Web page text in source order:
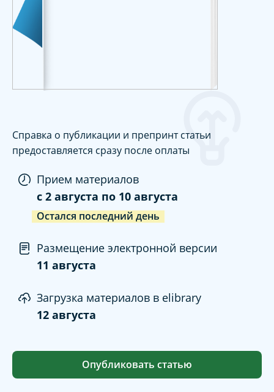
Справка о публикации и препринт статьи
предоставляется сразу после оплаты
Прием материалов
c 2 августа по 10 августа
Остался последний день
Размещение электронной версии
11 августа
Загрузка материалов в elibrary
12 августа
Опубликовать статью